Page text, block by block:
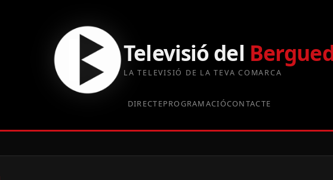
Televisió del
LA TELEVISIÓ DE LA TEVA COMARCA
DIRECTEPROGRAMACIÓCONTACTE